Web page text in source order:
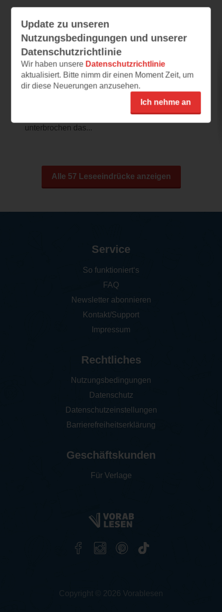
Leseeindrücke
Leuchtende Schatten
03.08.2026 – 18:57
Große Erwartungen
Der langsame Einstieg wird schon nach
wenigen Seiten durch spannendes Ereignis
unterbrochen das...
Alle 57 Leseeindrücke anzeigen
Update zu unseren
Nutzungsbedingungen und unserer
Datenschutzrichtlinie
Wir haben unsere Datenschutzrichtlinie
aktualisiert. Bitte nimm dir einen Moment Zeit, um
dir diese Neuerungen anzusehen.
Ich nehme an
Service
So funktioniert‘s
FAQ
Newsletter abonnieren
Kontakt/Support
Impressum
Rechtliches
Nutzungsbedingungen
Datenschutz
Datenschutzeinstellungen
Barrierefreiheitserklärung
Geschäftskunden
Für Verlage
Copyright © 2026 Vorablesen